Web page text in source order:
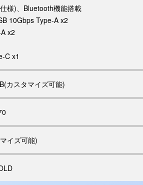
様)、Bluetooth機能搭載
10Gbps Type-A x2
x2
C x1
カスタマイズ可能)
イズ可能)